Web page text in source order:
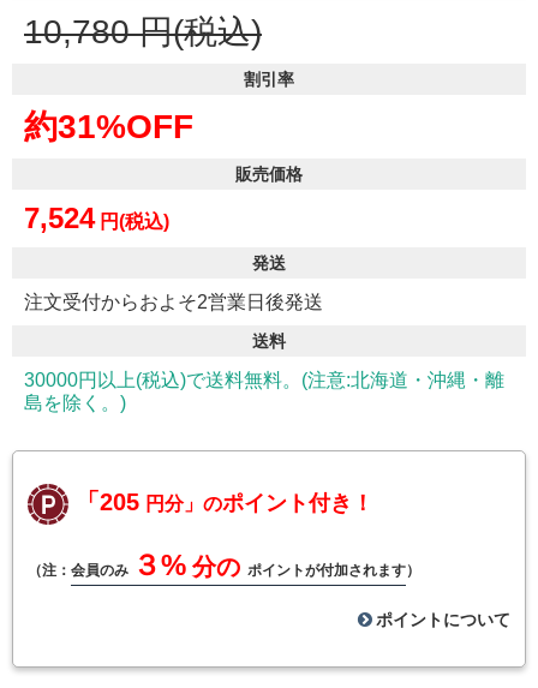
10,780 円(税込)
割引率
約31%OFF
販売価格
7,524 円(税込)
発送
注文受付からおよそ2営業日後発送
送料
30000円以上(税込)で送料無料。(注意:北海道・沖縄・離
島を除く。)
「205 円分」のポイント付き！
（注： 会員のみ ３% 分の ポイントが付加されます）
ポイントについて